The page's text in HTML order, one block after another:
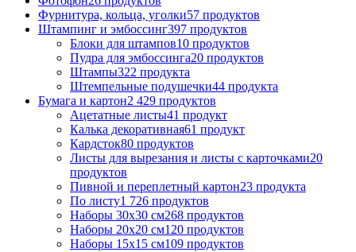
Фурнитура, кольца, уголки57 продуктов
Штампинг и эмбоссинг397 продуктов
Блоки для штампов10 продуктов
Пудра для эмбоссинга20 продуктов
Штампы322 продукта
Штемпельные подушечки44 продукта
Бумага и картон2 429 продуктов
Ацетатные листы41 продукт
Калька декоративная61 продукт
Кардсток80 продуктов
Листы для вырезания и листы с карточками20
продуктов
Пивной и переплетный картон23 продукта
По листу1 726 продуктов
Наборы 30х30 см268 продуктов
Наборы 20х20 см120 продуктов
Наборы 15х15 см109 продуктов